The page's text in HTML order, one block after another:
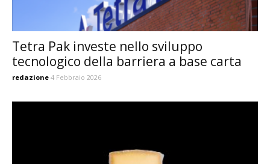
Tetra Pak investe nello sviluppo
tecnologico della barriera a base carta
redazione 4 Febbraio 2026